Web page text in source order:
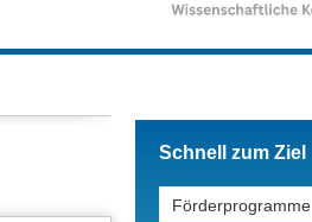
Schnell zum Ziel
Förderprogramme